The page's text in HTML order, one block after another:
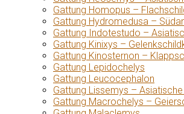
Gattung Homopus –
Gattung Hydromedusa –
Gattung Indotestudo –
Gattung Kinixys –
Gattung Kinosternon –
Gattung Lepidochelys
Gattung Leucocephalon
Gattung Lissemys –
Gattung Macrochelys –